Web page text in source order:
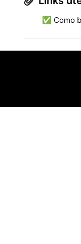
✅ Como